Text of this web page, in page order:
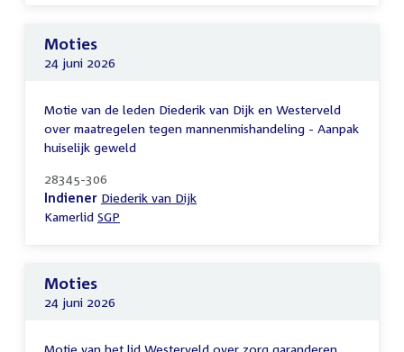
Moties
24 juni 2026
Motie van de leden Diederik van Dijk en Westerveld
over maatregelen tegen mannenmishandeling - Aanpak
huiselijk geweld
28345-306
Indiener Diederik van Dijk
Kamerlid SGP
Moties
24 juni 2026